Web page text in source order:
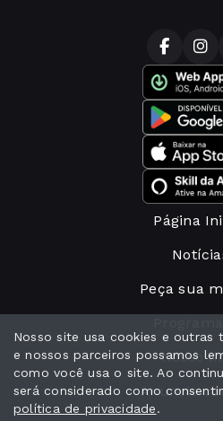
Página
Peça sua
Nosso
Anuncie
Nosso site usa cookies e outras
e nossos parceiros possamos
como você usa o site. Ao
será considerado como
política de privacidade.